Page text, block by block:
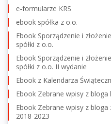
e-formularze KRS
ebook spółka z o.o.
Ebook Sporządzenie i
spółki z o.o.
Ebook Sporządzenie i
spółki z o.o. II wydanie
Ebook z Kalendarza
Ebook Zebrane wpisy z bloga
Ebook Zebrane wpisy z bloga
2018-2023